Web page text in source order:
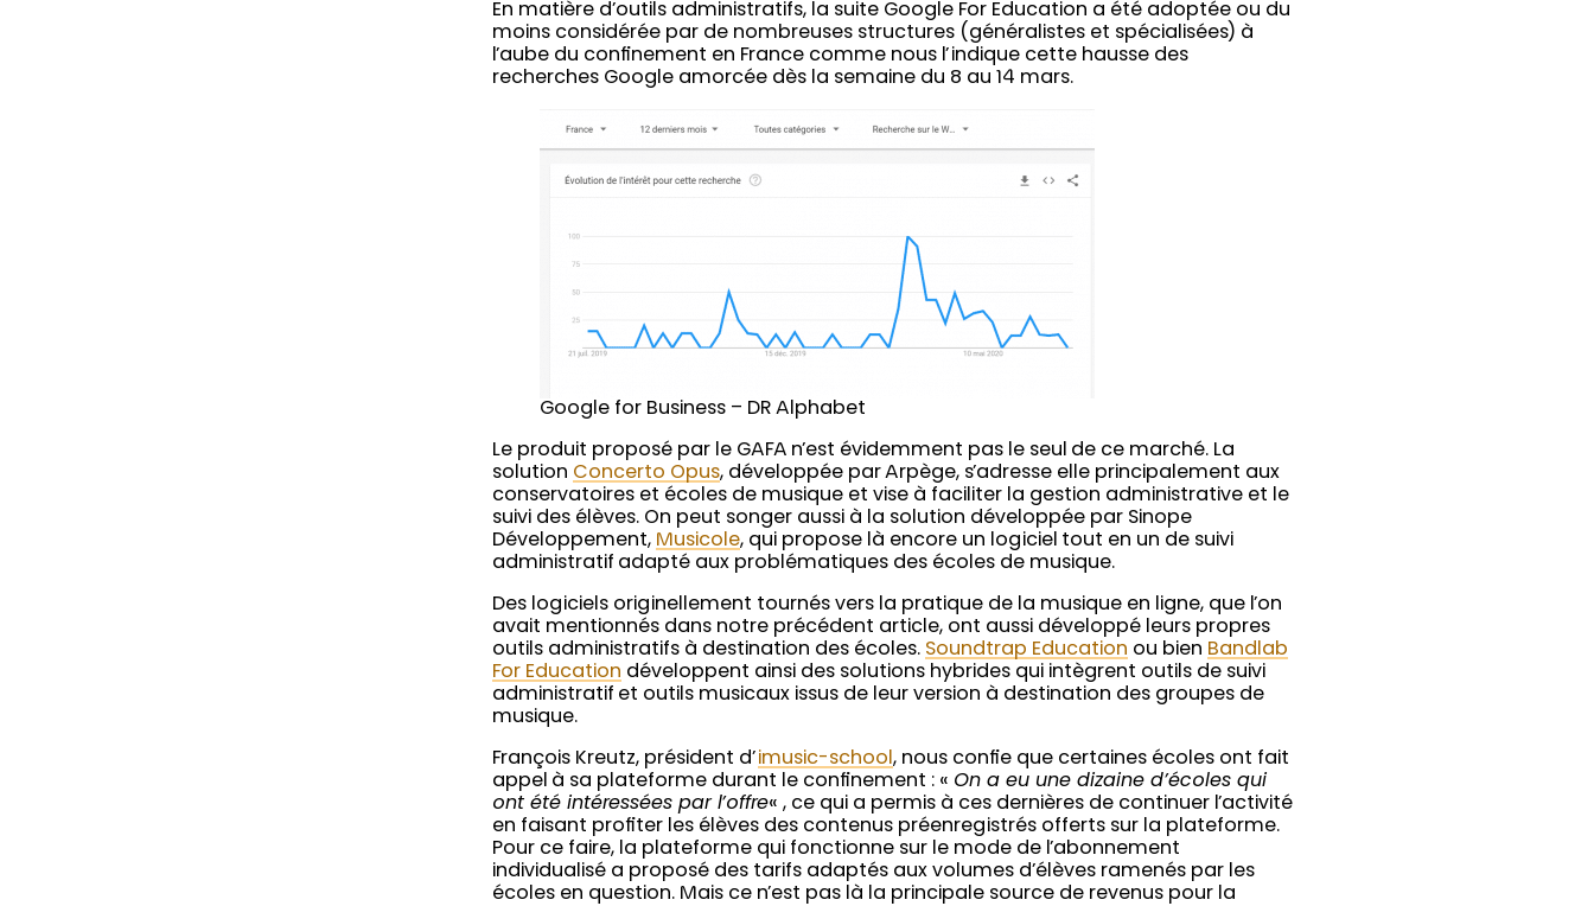
En matière d’outils administratifs, la suite Google For Education a été adoptée ou du
moins considérée par de nombreuses structures (généralistes et spécialisées) à
l’aube du confinement en France comme nous l’indique cette hausse des
recherches Google amorcée dès la semaine du 8 au 14 mars.
Google for Business – DR Alphabet
Le produit proposé par le GAFA n’est évidemment pas le seul de ce marché. La
solution Concerto Opus, développée par Arpège, s’adresse elle principalement aux
conservatoires et écoles de musique et vise à faciliter la gestion administrative et le
suivi des élèves. On peut songer aussi à la solution développée par Sinope
Développement, Musicole, qui propose là encore un logiciel tout en un de suivi
administratif adapté aux problématiques des écoles de musique.
Des logiciels originellement tournés vers la pratique de la musique en ligne, que l’on
avait mentionnés dans notre précédent article, ont aussi développé leurs propres
outils administratifs à destination des écoles. Soundtrap Education ou bien Bandlab
For Education développent ainsi des solutions hybrides qui intègrent outils de suivi
administratif et outils musicaux issus de leur version à destination des groupes de
musique.
François Kreutz, président d’imusic-school, nous confie que certaines écoles ont fait
appel à sa plateforme durant le confinement : « On a eu une dizaine d’écoles qui
ont été intéressées par l’offre« , ce qui a permis à ces dernières de continuer l’activité
en faisant profiter les élèves des contenus préenregistrés offerts sur la plateforme.
Pour ce faire, la plateforme qui fonctionne sur le mode de l’abonnement
individualisé a proposé des tarifs adaptés aux volumes d’élèves ramenés par les
écoles en question. Mais ce n’est pas là la principale source de revenus pour la